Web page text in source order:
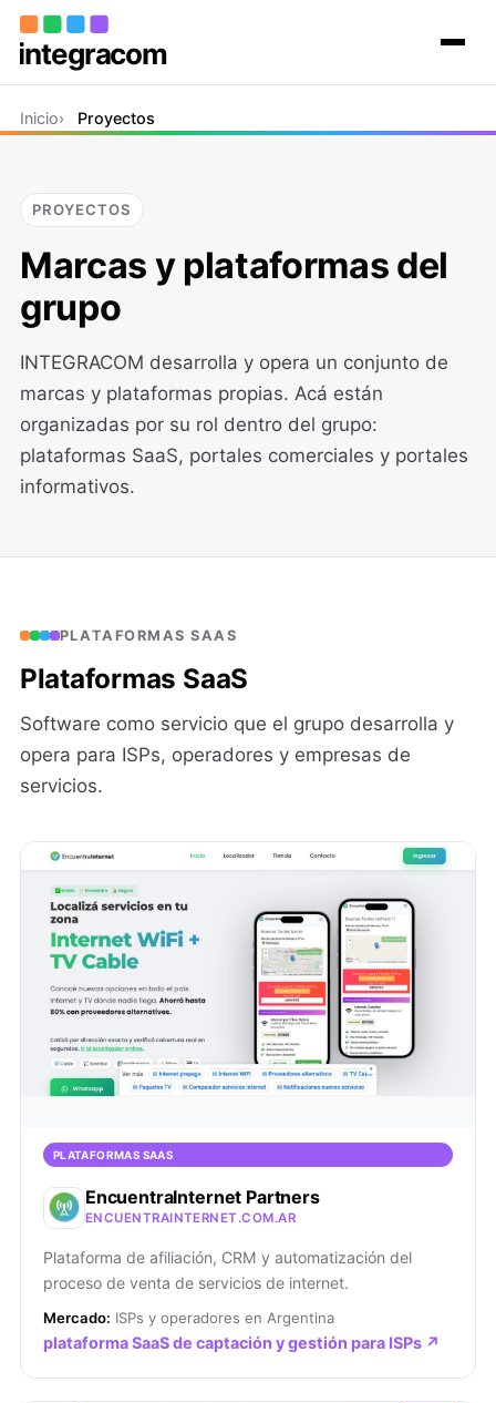
Inicio
El grupo
Contacto
Inicio Proyectos
PROYECTOS
Marcas y plataformas del
grupo
INTEGRACOM desarrolla y opera un conjunto de
marcas y plataformas propias. Acá están
organizadas por su rol dentro del grupo:
plataformas SaaS, portales comerciales y portales
informativos.
PLATAFORMAS SAAS
Plataformas SaaS
Software como servicio que el grupo desarrolla y
opera para ISPs, operadores y empresas de
servicios.
PLATAFORMAS SAAS
EncuentraInternet Partners
ENCUENTRAINTERNET.COM.AR
Plataforma de afiliación, CRM y automatización del
proceso de venta de servicios de internet.
Mercado: ISPs y operadores en Argentina
plataforma SaaS de captación y gestión para ISPs ↗